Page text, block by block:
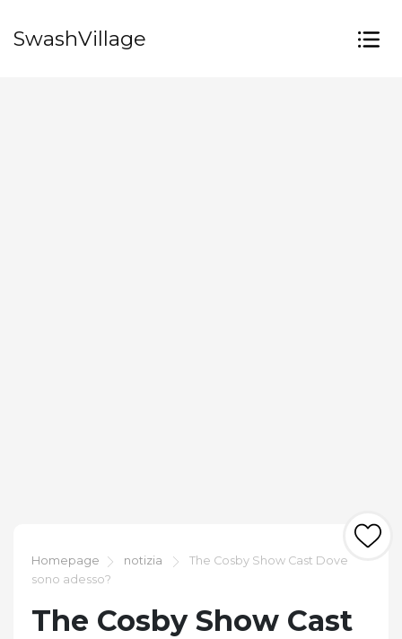
SwashVillage
Homepage notizia
The Cosby Show Cast Dove
sono adesso?
The Cosby Show Cast